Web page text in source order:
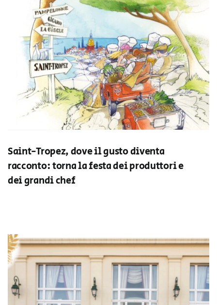
Saint-Tropez, dove il gusto diventa
racconto: torna la festa dei produttori e
dei grandi chef